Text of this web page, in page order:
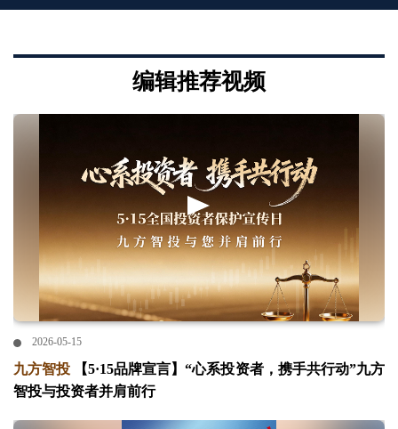
编辑推荐视频
2026-05-15
九方智投
【5·15品牌宣言】“心系投资者，携手共行动”九方
智投与投资者并肩前行